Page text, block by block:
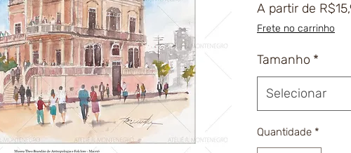
A partir de
Frete no carrinho
Tamanho *
Selecionar
Quantidade *